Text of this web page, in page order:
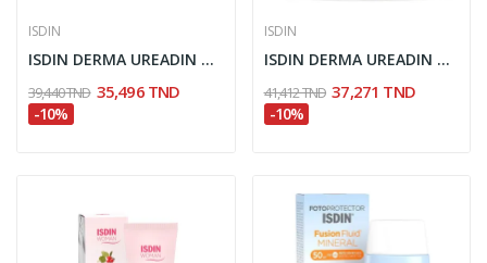
ISDIN
ISDIN DERMA UREADIN ULTRA 30 CREME PIEDS 50ML
39,440 TND 35,496 TND
-10%
ISDIN
ISDIN DERMA UREADIN ULTRA 40 GEL HUILE PIEDS 30ML
41,412 TND 37,271 TND
-10%